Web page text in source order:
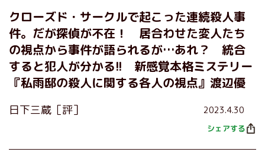
クローズド・サークルで起こった連続殺人事
件。だが探偵が不在！ 居合わせた変人たち
の視点から事件が語られるが…あれ？ 統合
すると犯人が分かる!! 新感覚本格ミステリー
『私雨邸の殺人に関する各人の視点』渡辺優
日下三蔵［評］ 2023.4.30
シェアする